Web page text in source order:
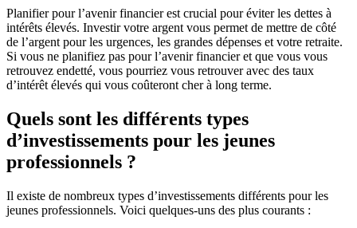
Planifier pour l’avenir financier est crucial pour éviter les dettes à
intérêts élevés. Investir votre argent vous permet de mettre de côté
de l’argent pour les urgences, les grandes dépenses et votre retraite.
Si vous ne planifiez pas pour l’avenir financier et que vous vous
retrouvez endetté, vous pourriez vous retrouver avec des taux
d’intérêt élevés qui vous coûteront cher à long terme.
Quels sont les différents types
d’investissements pour les jeunes
professionnels ?
Il existe de nombreux types d’investissements différents pour les
jeunes professionnels. Voici quelques-uns des plus courants :